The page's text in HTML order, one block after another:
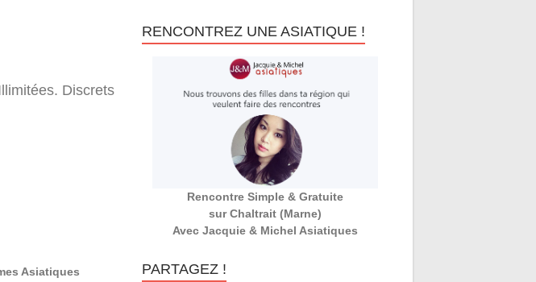
Discrets
Asiatiques
RENCONTREZ UNE ASIATIQUE !
Rencontre Simple & Gratuite
sur Chaltrait (Marne)
Avec Jacquie & Michel Asiatiques
PARTAGEZ !